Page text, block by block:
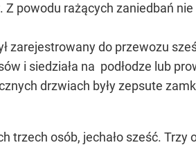
powodu rażących zaniedbań
do przewozu
i siedziała na podłodze lub
drzwiach były zepsute
osób, jechało sześć. Trzy